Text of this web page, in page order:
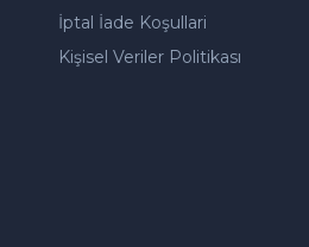
İptal İade Koşullari
Kişisel Veriler Politikası